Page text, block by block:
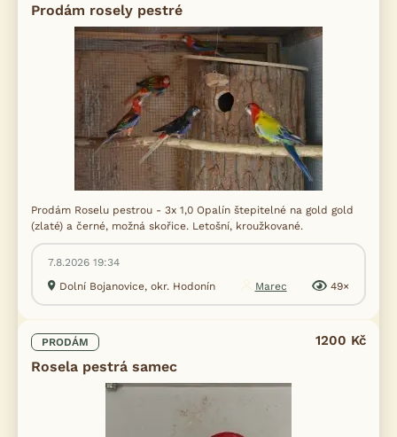
Prodám rosely pestré
Prodám Roselu pestrou - 3x 1,0 Opalín štepitelné na gold gold
(zlaté) a černé, možná skořice. Letošní, kroužkované.
7.8.2026 19:34
Dolní Bojanovice, okr. Hodonín
Marec 49×
PRODÁM
Rosela pestrá samec
1200 Kč